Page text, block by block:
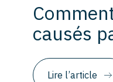
causés
Lire l’article